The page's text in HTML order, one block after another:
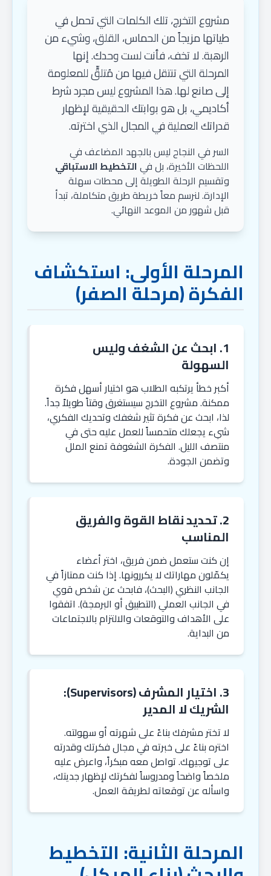
مشروع التخرج، تلك الكلمات التي تحمل في
طياتها مزيجاً من الحماس، القلق، وشيء من
الرهبة. لا تخف، فأنت لست وحدك. إنها
المرحلة التي تنتقل فيها من مُتلقٍّ للمعلومة
إلى صانع لها. هذا المشروع ليس مجرد شرط
أكاديمي، بل هو بوابتك الحقيقية لإظهار
قدراتك العملية في المجال الذي اخترته.
السر في النجاح ليس بالجهد المضاعف في
اللحظات الأخيرة، بل فيالتخطيط الاستباقي
وتقسيم الرحلة الطويلة إلى محطات سهلة
الإدارة. لنرسم معاً خريطة طريق متكاملة، تبدأ
قبل شهور من الموعد النهائي.
المرحلة الأولى: استكشاف
الفكرة (مرحلة الصفر)
1. ابحث عن الشغف وليس
السهولة
أكبر خطأ يرتكبه الطلاب هو اختيار أسهل فكرة
ممكنة. مشروع التخرج سيستغرق وقتاً طويلاً جداً.
لذا، ابحث عن فكرة تثير شغفك وتحديك الفكري،
شيء يجعلك متحمساً للعمل عليه حتى في
منتصف الليل. الفكرة الشغوفة تمنع الملل
وتضمن الجودة.
2. تحديد نقاط القوة والفريق
المناسب
إن كنت ستعمل ضمن فريق، اختر أعضاء
يكمّلون مهاراتك لا يكررونها. إذا كنت ممتازاً في
الجانب النظري (البحث)، فابحث عن شخص قوي
في الجانب العملي (التطبيق أو البرمجة). اتفقوا
على الأهداف والتوقعات والالتزام بالاجتماعات
من البداية.
3. اختيار المشرف (Supervisors):
الشريك لا المدير
لا تختر مشرفك بناءً على شهرته أو سهولته.
اختره بناءً على خبرته في مجال فكرتك وقدرته
على توجيهك. تواصل معه مبكراً، واعرض عليه
ملخصاً واضحاً ومدروساً لفكرتك لإظهار جديتك،
واسأله عن توقعاته لطريقة العمل.
المرحلة الثانية: التخطيط